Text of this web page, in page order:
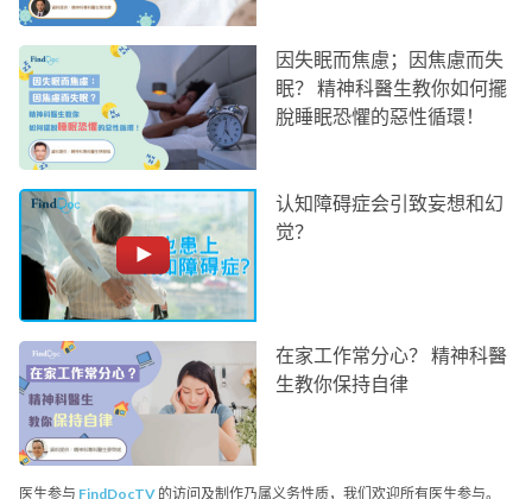
因失眠而焦慮；因焦慮而失
眠？ 精神科醫生教你如何擺
脫睡眠恐懼的惡性循環！
认知障碍症会引致妄想和幻
觉？
在家工作常分心？ 精神科醫
生教你保持自律
医生参与 FindDocTV 的访问及制作乃属义务性质，我们欢迎所有医生参与。